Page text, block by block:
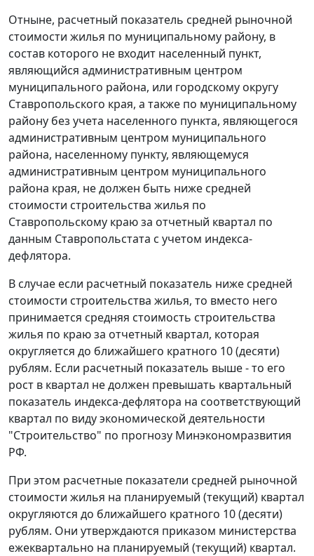
Отныне, расчетный показатель средней рыночной
стоимости жилья по муниципальному району, в
состав которого не входит населенный пункт,
являющийся административным центром
муниципального района, или городскому округу
Ставропольского края, а также по муниципальному
району без учета населенного пункта, являющегося
административным центром муниципального
района, населенному пункту, являющемуся
административным центром муниципального
района края, не должен быть ниже средней
стоимости строительства жилья по
Ставропольскому краю за отчетный квартал по
данным Ставропольстата с учетом индекса-
дефлятора.
В случае если расчетный показатель ниже средней
стоимости строительства жилья, то вместо него
принимается средняя стоимость строительства
жилья по краю за отчетный квартал, которая
округляется до ближайшего кратного 10 (десяти)
рублям. Если расчетный показатель выше - то его
рост в квартал не должен превышать квартальный
показатель индекса-дефлятора на соответствующий
квартал по виду экономической деятельности
"Строительство" по прогнозу Минэкономразвития
РФ.
При этом расчетные показатели средней рыночной
стоимости жилья на планируемый (текущий) квартал
округляются до ближайшего кратного 10 (десяти)
рублям. Они утверждаются приказом министерства
ежеквартально на планируемый (текущий) квартал.